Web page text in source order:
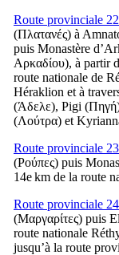
Route provinciale 22
(Πλατανές) à
puis Monastère
Αρκαδίου), à partir
route nationale de
Héraklion et à
(Άδελε), Pigi (Πηγή
(Λούτρα) et
Route provinciale 23
(Ρούπες) puis
14e km de la route
Route provinciale 24
(Μαργαρίτες) puis
route nationale
jusqu’à la route